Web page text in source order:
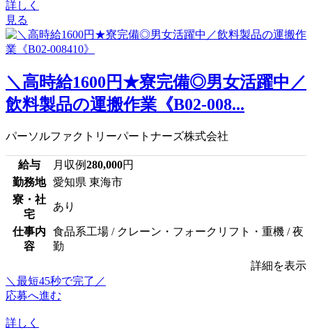
詳しく
見る
＼高時給1600円★寮完備◎男女活躍中／
飲料製品の運搬作業《B02-008...
パーソルファクトリーパートナーズ株式会社
給与 月収例280,000円
勤務地
愛知県 東海市
寮・社
宅
あり
仕事内
容
食品系工場 / クレーン・フォークリフト・重機 / 夜
勤
詳細を表示
＼最短45秒で完了／
応募へ進む
詳しく